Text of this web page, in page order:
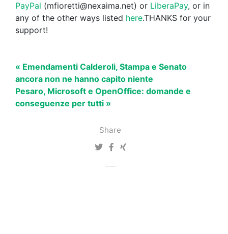
Share
PayPal (mfioretti@nexaima.net) or LiberaPay, or in
any of the other ways listed here.THANKS for your
support!
« Emendamenti Calderoli, Stampa e Senato
ancora non ne hanno capito niente
Pesaro, Microsoft e OpenOffice: domande e
conseguenze per tutti »